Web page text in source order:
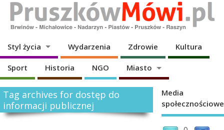
Styl życia Wydarzenia Zdrowie Kultura
Sport Historia NGO Miasto
Tag archives for dostęp do
informacji publicznej
Media
społecznościowe